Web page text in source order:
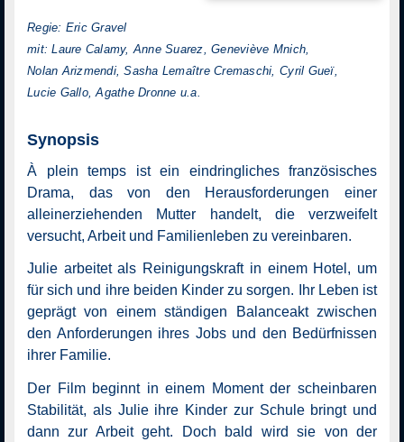
Regie: Eric Gravel
mit: Laure Calamy, Anne Suarez, Geneviève Mnich,
Nolan Arizmendi, Sasha Lemaître Cremaschi, Cyril Gueï,
Lucie Gallo, Agathe Dronne u.a.
Synopsis
À plein temps ist ein eindringliches französisches
Drama, das von den Herausforderungen einer
alleinerziehenden Mutter handelt, die verzweifelt
versucht, Arbeit und Familienleben zu vereinbaren.
Julie arbeitet als Reinigungskraft in einem Hotel, um
für sich und ihre beiden Kinder zu sorgen. Ihr Leben ist
geprägt von einem ständigen Balanceakt zwischen
den Anforderungen ihres Jobs und den Bedürfnissen
ihrer Familie.
Der Film beginnt in einem Moment der scheinbaren
Stabilität, als Julie ihre Kinder zur Schule bringt und
dann zur Arbeit geht. Doch bald wird sie von der